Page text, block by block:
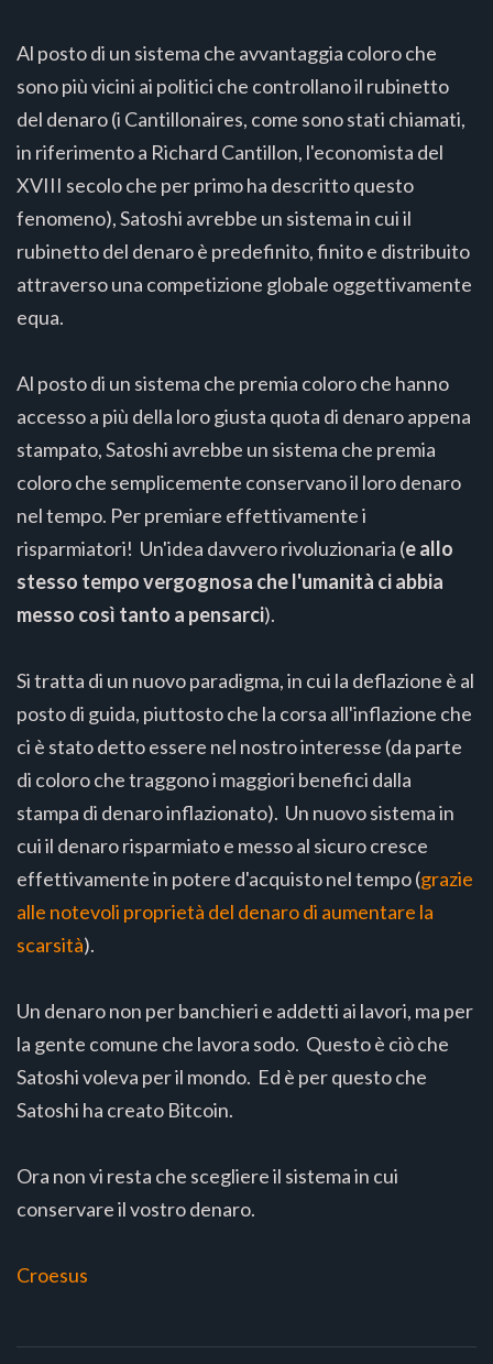
Al posto di un sistema che avvantaggia coloro che
sono più vicini ai politici che controllano il rubinetto
del denaro (i Cantillonaires, come sono stati chiamati,
in riferimento a Richard Cantillon, l'economista del
XVIII secolo che per primo ha descritto questo
fenomeno), Satoshi avrebbe un sistema in cui il
rubinetto del denaro è predefinito, finito e distribuito
attraverso una competizione globale oggettivamente
equa.
Al posto di un sistema che premia coloro che hanno
accesso a più della loro giusta quota di denaro appena
stampato, Satoshi avrebbe un sistema che premia
coloro che semplicemente conservano il loro denaro
nel tempo. Per premiare effettivamente i
risparmiatori! Un'idea davvero rivoluzionaria (e allo
stesso tempo vergognosa che l'umanità ci abbia
messo così tanto a pensarci).
Si tratta di un nuovo paradigma, in cui la deflazione è al
posto di guida, piuttosto che la corsa all'inflazione che
ci è stato detto essere nel nostro interesse (da parte
di coloro che traggono i maggiori benefici dalla
stampa di denaro inflazionato). Un nuovo sistema in
cui il denaro risparmiato e messo al sicuro cresce
effettivamente in potere d'acquisto nel tempo (grazie
alle notevoli proprietà del denaro di aumentare la
scarsità).
Un denaro non per banchieri e addetti ai lavori, ma per
la gente comune che lavora sodo. Questo è ciò che
Satoshi voleva per il mondo. Ed è per questo che
Satoshi ha creato Bitcoin.
Ora non vi resta che scegliere il sistema in cui
conservare il vostro denaro.
Croesus